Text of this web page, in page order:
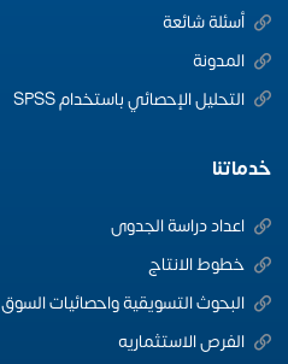
أسئلة شائعة
المدونة
التحليل الإحصائي باستخدام SPSS
خدماتنا
اعداد دراسة الجدوى
خطوط الانتاج
البحوث التسويقية واحصائيات السوق
الفرص الاستثماريه